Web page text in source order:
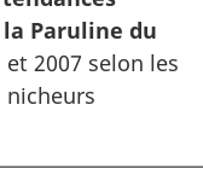
Paruline du
et 2007 selon les
nicheurs